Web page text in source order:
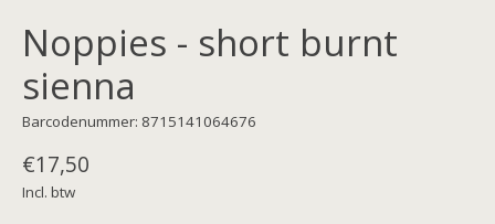
Noppies - short burnt
sienna
Barcodenummer: 8715141064676
€17,50
Incl. btw